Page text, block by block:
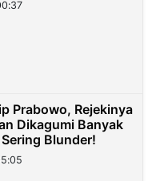
Prabowo, Rejekinya
Dikagumi Banyak
Blunder!